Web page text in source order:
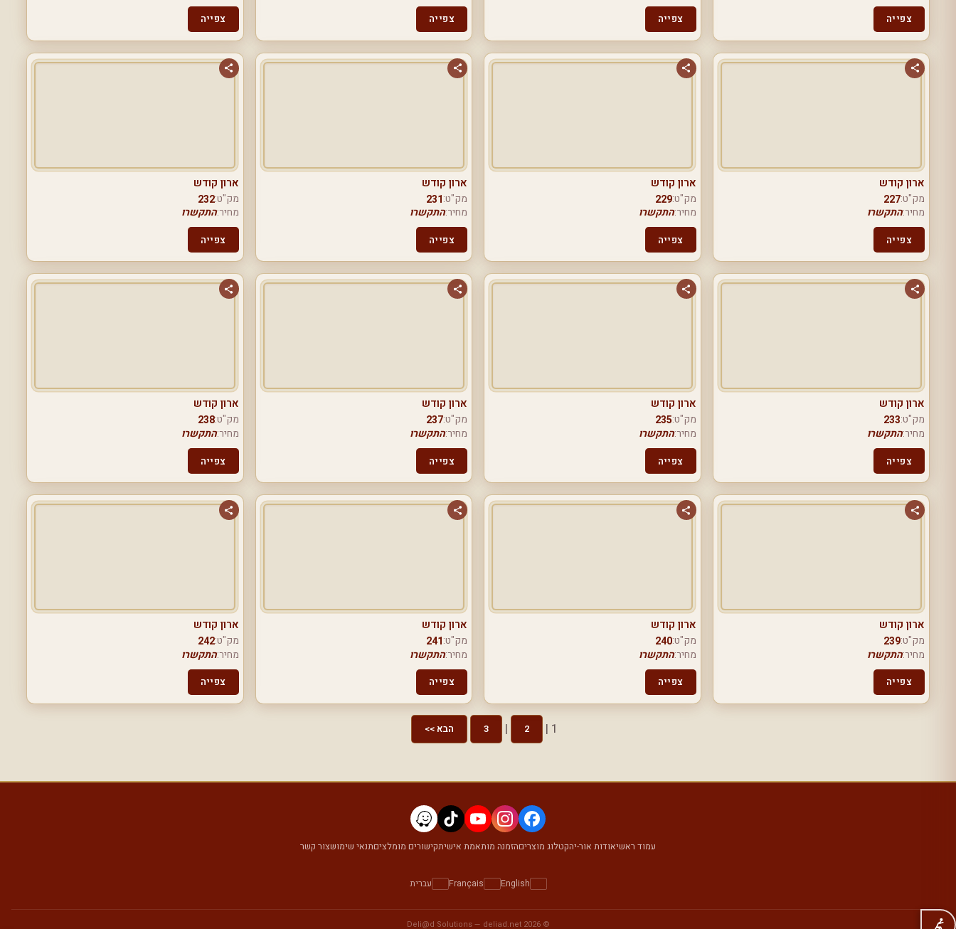
צפייה צפייה צפייה צפייה
ארון קודש
מק"ט:227
מחיר:התקשרו
צפייה
ארון קודש
מק"ט:229
מחיר:התקשרו
צפייה
ארון קודש
מק"ט:231
מחיר:התקשרו
צפייה
ארון קודש
מק"ט:232
מחיר:התקשרו
צפייה
ארון קודש
מק"ט:233
מחיר:התקשרו
צפייה
ארון קודש
מק"ט:235
מחיר:התקשרו
צפייה
ארון קודש
מק"ט:237
מחיר:התקשרו
צפייה
ארון קודש
מק"ט:238
מחיר:התקשרו
צפייה
ארון קודש
מק"ט:239
מחיר:התקשרו
צפייה
ארון קודש
מק"ט:240
מחיר:התקשרו
צפייה
ארון קודש
מק"ט:241
מחיר:התקשרו
צפייה
ארון קודש
מק"ט:242
מחיר:התקשרו
צפייה
2
|
3 הבא >>
עמוד ראשיאודות אור-יהקטלוג מוצריםהזמנה מותאמת אישיתקישורים מומלציםתנאי שימושצור קשר
English
Français עברית
© 2026
Deli@d Solutions— deliad.net